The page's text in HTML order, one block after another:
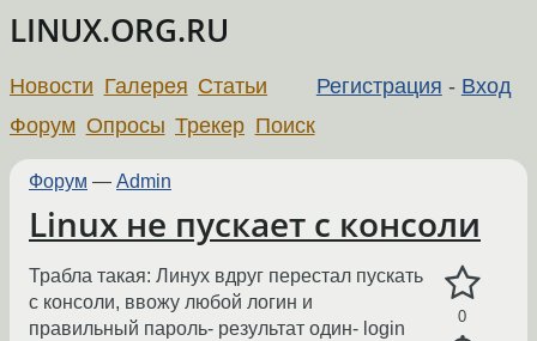
LINUX.ORG.RU
Регистрация - Вход
Новости Галерея Статьи
Форум Опросы Трекер Поиск
Форум — Admin
Linux не пускает с консоли
0
Трабла такая: Линух вдруг перестал пускать
с консоли, ввожу любой логин и
правильный пароль- результат один- login